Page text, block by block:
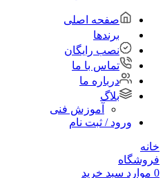
صفحه اصلی
برندها
نصب رایگان
تماس با ما
درباره ما
بلاگ
آموزش فنی
ورود / ثبت نام
خانه
فروشگاه
0 موارد سبد خرید